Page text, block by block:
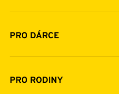
Základní informace o nadaci
Historie a zakladatelé
Financování
Pomoc v číslech
PRO DÁRCE
Jak pomáhat
Daňová uznatelnost darů
PRO RODINY